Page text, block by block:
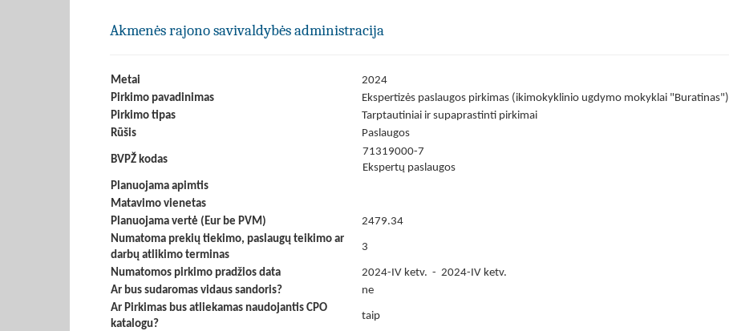
Akmenės rajono savivaldybės administracija
Metai
2024
Pirkimo pavadinimas
Ekspertizės paslaugos pirkimas (ikimokyklinio ugdymo mokyklai "Buratinas")
Pirkimo tipas
Tarptautiniai ir supaprastinti pirkimai
Rūšis
Paslaugos
BVPŽ kodas
71319000-7
Ekspertų paslaugos
Planuojama apimtis
Matavimo vienetas
Planuojama vertė (Eur be PVM)
2479.34
Numatoma prekių tiekimo, paslaugų teikimo ar
darbų atlikimo terminas
3
Numatomos pirkimo pradžios data
2024-IV ketv. - 2024-IV ketv.
Ar bus sudaromas vidaus sandoris?
ne
Ar Pirkimas bus atliekamas naudojantis CPO
katalogu?
taip